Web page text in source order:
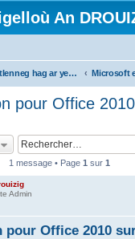
An
Ar stlenneg hag ar yezhoù bihan er bed a-bezh
pour Office
1 message • Page 1 sur 1
Admin
pour Office 2010